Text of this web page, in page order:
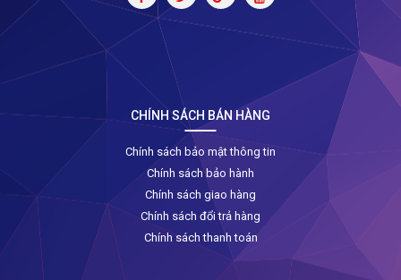
CHÍNH SÁCH BÁN HÀNG
Chính sách bảo mật thông tin
Chính sách bảo hành
Chính sách giao hàng
Chính sách đổi trả hàng
Chính sách thanh toán